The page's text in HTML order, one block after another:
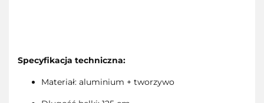
Specyfikacja techniczna:
Materiał: aluminium + tworzywo